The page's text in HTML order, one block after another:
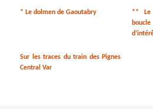
* Le dolmen de Gaoutabry
** Le
Sur les traces du train des Pignes
Central Var